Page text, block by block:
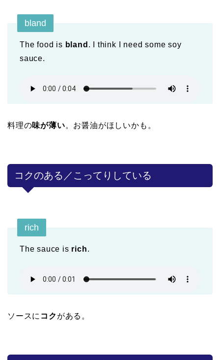
bland
The food is bland . I think I need some soy
sauce.
料理の味が薄い。お醤油がほしいかも。
コクのある／こってりしている
rich
The sauce is rich.
ソースに コク がある。